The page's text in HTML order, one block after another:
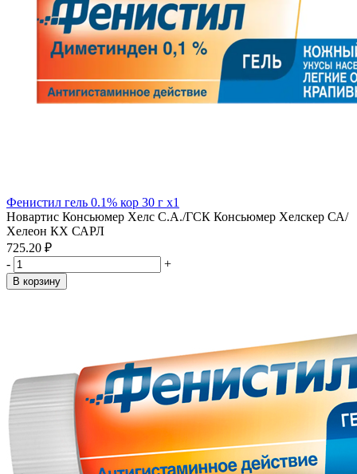
Фенистил гель 0.1% кор 30 г x1
Новартис Консьюмер Хелс С.А./ГСК Консьюмер Хелскер СА/
Хелеон КХ САРЛ
725.20 ₽
-
+
В корзину